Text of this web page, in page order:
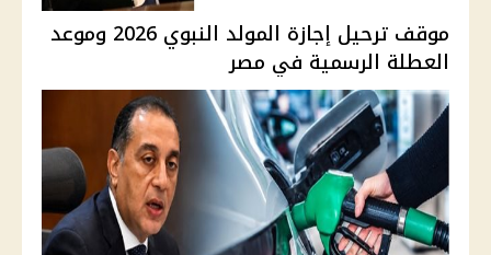
موقف ترحيل إجازة المولد النبوي 2026 وموعد
العطلة الرسمية في مصر